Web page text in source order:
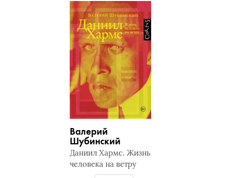
Валерий
Шубинский
Даниил Хармс. Жизнь
человека на ветру